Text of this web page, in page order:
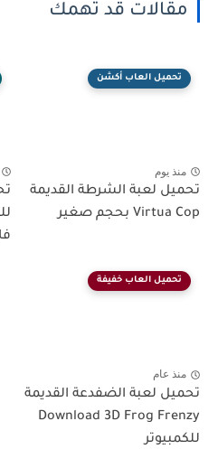
مقالات قد تهمك
تحميل العاب أكشن
منذ يوم
تحميل لعبة الشرطة القديمة
Virtua Cop بحجم صغير
تحميل العاب خفيفة
منذ عام
تحميل لعبة الضفدعة القديمة
Download 3D Frog Frenzy
للكمبيوتر